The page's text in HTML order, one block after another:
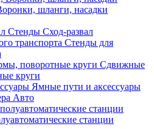
шланги, насадки
Стенды Сход-развал
Стенды для
Сдвижные
круги
Ямные пути и аксессуары
Авто
станции